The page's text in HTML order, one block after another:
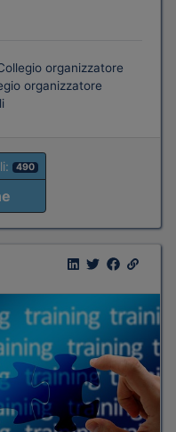
organizzatore
organizzatore
490